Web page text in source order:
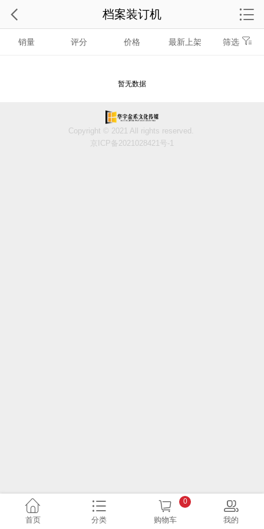
销量 评分 价格 最新上架 筛选
暂无数据
档案装订机
Copyright © 2021 All rights reserved.
京ICP备2021028421号-1
首页 分类 购物车
0
我的